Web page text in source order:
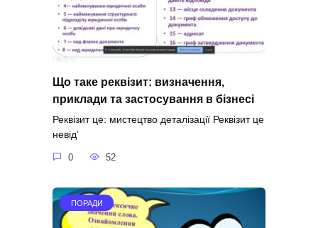
Що таке реквізит: визначення,
приклади та застосування в бізнесі
Реквізит це: мистецтво деталізації Реквізит це
невід’
0 52
ПОРАДИ